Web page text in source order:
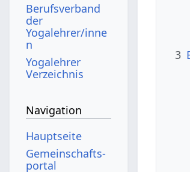
3
Berufsverband
der
Yogalehrer/inne
n
Yogalehrer
Verzeichnis
Navigation
Hauptseite
Gemeinschafts­
portal